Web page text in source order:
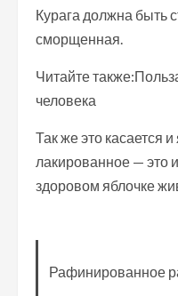
Курага должна быть
сморщенная.
Читайте
человека
Так же это касается
лакированное — это
здоровом яблочке
Рафинированное